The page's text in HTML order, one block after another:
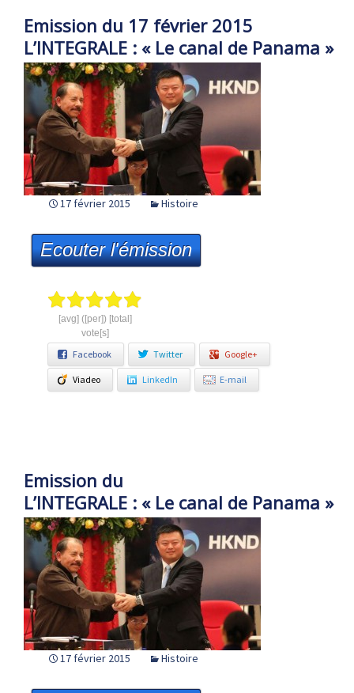
Emission du 17 février 2015
L’INTEGRALE : « Le canal de Panama »
17 février 2015 Histoire
Ecouter l'émission
[avg] ([per]) [total]
vote[s]
Facebook Twitter Google+
Viadeo LinkedIn E-mail
Emission du
L’INTEGRALE : « Le canal de Panama »
17 février 2015 Histoire